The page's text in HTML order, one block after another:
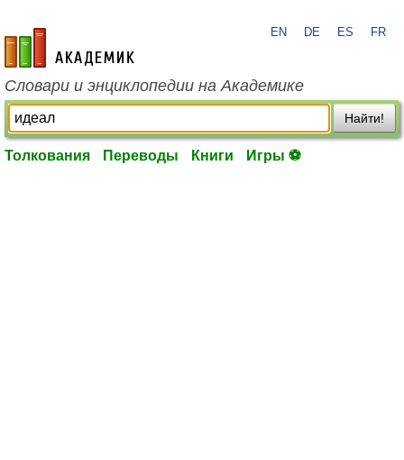
academic.ru
EN DE ES FR
Словари и энциклопедии на Академике
Найти!
Толкования Переводы Книги Игры ⚽